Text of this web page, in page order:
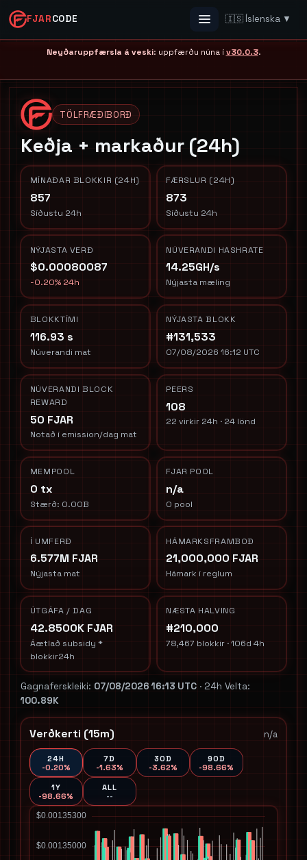
FJARCODE Menu 🇮🇸 Íslenska ▼
Neyðaruppfærsla á veski: uppfærðu núna ív30.0.3.
TÖLFRÆÐIBORÐ
Keðja + markaður (24h)
MÍNAÐAR BLOKKIR (24H)
857
Síðustu 24h
FÆRSLUR (24H)
873
Síðustu 24h
NÝJASTA VERÐ
$0.00080087
-0.20% 24h
NÚVERANDI HASHRATE
14.25GH/s
Nýjasta mæling
BLOKKTÍMI
116.93 s
Núverandi mat
NÝJASTA BLOKK
#131,533
07/08/2026 16:12 UTC
NÚVERANDI BLOCK
REWARD
50 FJAR
Notað í emission/dag mat
PEERS
108
22 virkir 24h · 24 lönd
MEMPOOL
0 tx
Stærð: 0.00B
FJAR POOL
n/a
0 pool
Í UMFERÐ
6.577M FJAR
Nýjasta mat
HÁMARKSFRAMBOÐ
21,000,000 FJAR
Hámark í reglum
ÚTGÁFA / DAG
42.8500K FJAR
Áætlað subsidy *
blokkir24h
NÆSTA HALVING
#210,000
78,467 blokkir · 106d 4h
Gagnaferskleiki: 07/08/2026 16:13 UTC · 24h Velta:
100.89K
Verðkerti (15m) n/a
24H
-0.20%
7D
-1.63%
30D
-3.62%
90D
-98.66%
1Y
-98.66%
ALL
--